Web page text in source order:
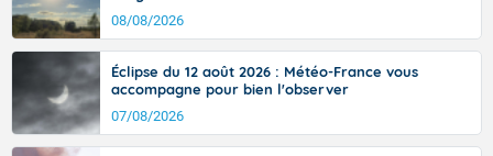
08/08/2026
Éclipse du 12 août 2026 : Météo-France vous
accompagne pour bien l'observer
07/08/2026